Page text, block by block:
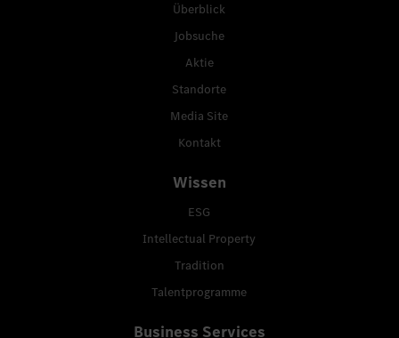
Überblick
Jobsuche
Aktie
Standorte
Media Site
Kontakt
Wissen
ESG
Intellectual Property
Tradition
Talentprogramme
Business Services